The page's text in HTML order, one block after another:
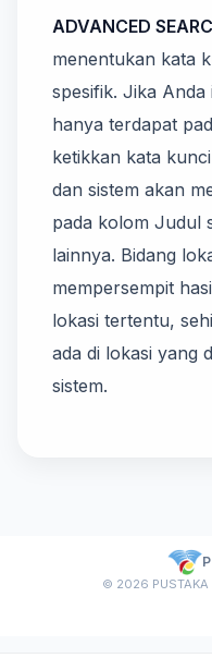
ADVANCED
menentukan kata
spesifik. Jika
hanya terdapat
ketikkan kata
dan sistem akan
pada kolom Judul
lainnya. Bidang
mempersempit
lokasi tertentu,
ada di lokasi yang
sistem.
© 2026 PUSTAKA